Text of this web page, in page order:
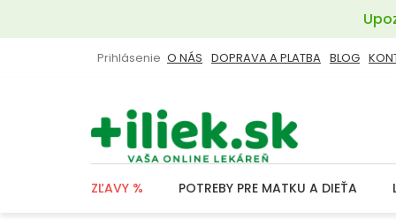
obsah
O NÁS DOPRAVA A PLATBA BLOG
Prihlásenie
ZĽAVY % POTREBY PRE MATKU A DIEŤA